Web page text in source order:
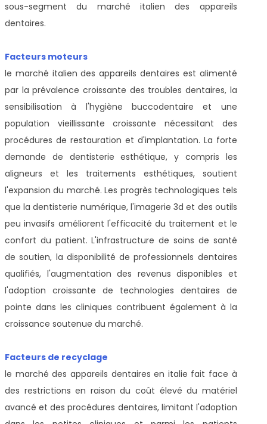
sous-segment du marché italien des appareils
dentaires.
Facteurs moteurs
le marché italien des appareils dentaires est alimenté
par la prévalence croissante des troubles dentaires, la
sensibilisation à l'hygiène buccodentaire et une
population vieillissante croissante nécessitant des
procédures de restauration et d'implantation. La forte
demande de dentisterie esthétique, y compris les
aligneurs et les traitements esthétiques, soutient
l'expansion du marché. Les progrès technologiques tels
que la dentisterie numérique, l'imagerie 3d et des outils
peu invasifs améliorent l'efficacité du traitement et le
confort du patient. L'infrastructure de soins de santé
de soutien, la disponibilité de professionnels dentaires
qualifiés, l'augmentation des revenus disponibles et
l'adoption croissante de technologies dentaires de
pointe dans les cliniques contribuent également à la
croissance soutenue du marché.
Facteurs de recyclage
le marché des appareils dentaires en italie fait face à
des restrictions en raison du coût élevé du matériel
avancé et des procédures dentaires, limitant l'adoption